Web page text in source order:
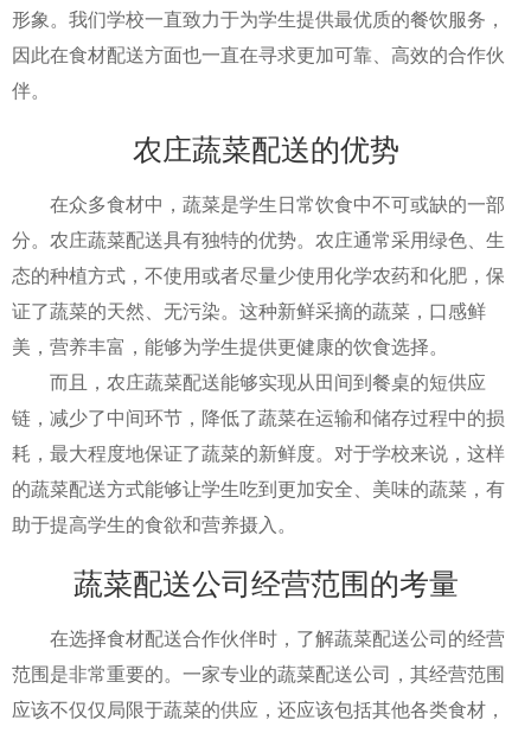
形象。我们学校一直致力于为学生提供最优质的餐饮服务，
因此在食材配送方面也一直在寻求更加可靠、高效的合作伙
伴。
农庄蔬菜配送的优势
在众多食材中，蔬菜是学生日常饮食中不可或缺的一部
分。农庄蔬菜配送具有独特的优势。农庄通常采用绿色、生
态的种植方式，不使用或者尽量少使用化学农药和化肥，保
证了蔬菜的天然、无污染。这种新鲜采摘的蔬菜，口感鲜
美，营养丰富，能够为学生提供更健康的饮食选择。
而且，农庄蔬菜配送能够实现从田间到餐桌的短供应
链，减少了中间环节，降低了蔬菜在运输和储存过程中的损
耗，最大程度地保证了蔬菜的新鲜度。对于学校来说，这样
的蔬菜配送方式能够让学生吃到更加安全、美味的蔬菜，有
助于提高学生的食欲和营养摄入。
蔬菜配送公司经营范围的考量
在选择食材配送合作伙伴时，了解蔬菜配送公司的经营
范围是非常重要的。一家专业的蔬菜配送公司，其经营范围
应该不仅仅局限于蔬菜的供应，还应该包括其他各类食材，